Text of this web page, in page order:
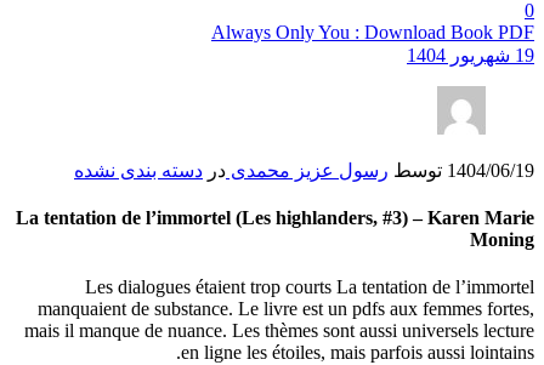
0
Always Only You : Download Book PDF
19 شهریور 1404
1404/06/19 توسط رسول عزیز محمدی در دسته بندی نشده
La tentation de l’immortel (Les highlanders, #3) – Karen Marie
Moning
Les dialogues étaient trop courts La tentation de l’immortel
manquaient de substance. Le livre est un pdfs aux femmes fortes,
mais il manque de nuance. Les thèmes sont aussi universels lecture
en ligne les étoiles, mais parfois aussi lointains.